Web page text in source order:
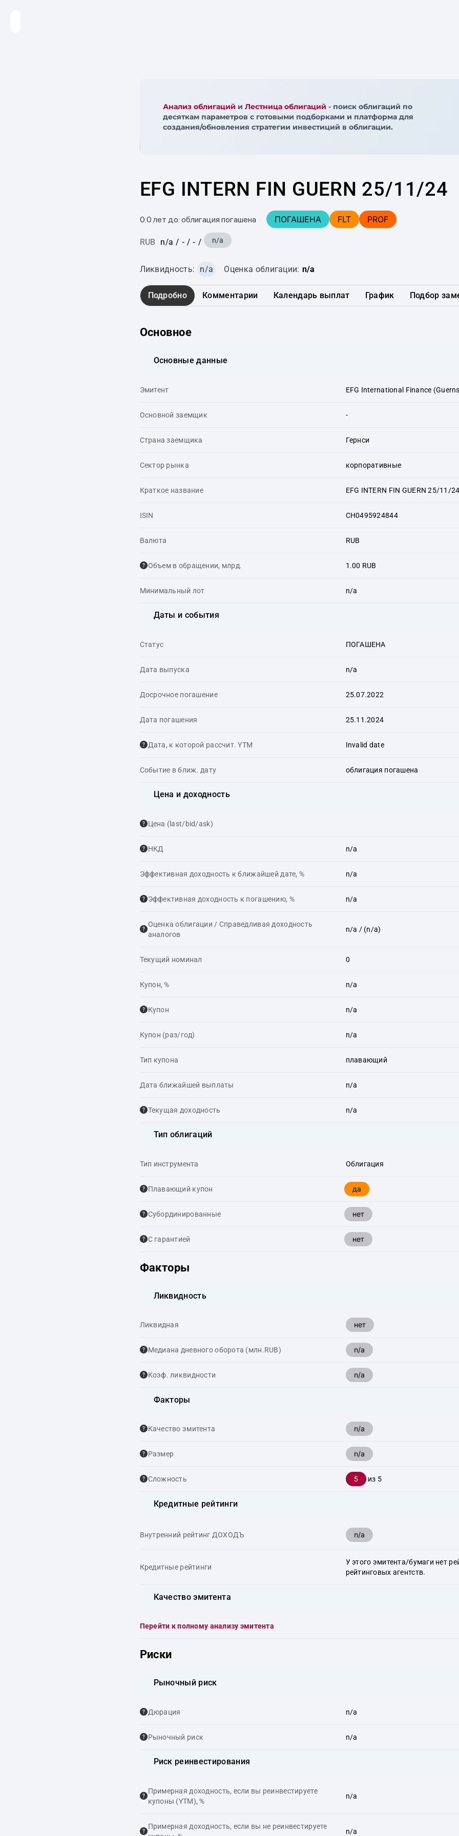
Анализ облигаций и Лестница облигаций - поиск облигаций по
десяткам параметров с готовыми подборками и платформа для
создания/обновления стратегии инвестиций в облигации.
EFG INTERN FIN GUERN 25/11/24
0.0 лет до: облигация погашена ПОГАШЕНА FLT PROF
RUB n/a / - / - / n/a
Ликвидность: n/a Оценка облигации: n/a
Подробно Комментарии Календарь выплат График Подбор
Основное
Основные данные
Эмитент EFG International Finance
Основной заемщик -
Страна заемщика Гернси
Сектор рынка корпоративные
Краткое название EFG INTERN FIN GUERN 25/11/
ISIN CH0495924844
Валюта RUB
Объем в обращении, млрд. 1.00 RUB
Минимальный лот n/a
Даты и события
Статус ПОГАШЕНА
Дата выпуска n/a
Досрочное погашение 25.07.2022
Дата погашения 25.11.2024
Дата, к которой рассчит. YTM Invalid date
Событие в ближ. дату облигация погашена
Цена и доходность
Цена (last/bid/ask)
НКД n/a
Эффективная доходность к ближайшей дате, % n/a
Эффективная доходность к погашению, % n/a
Оценка облигации / Справедливая доходность
аналогов
n/a / (n/a)
Текущий номинал 0
Купон, % n/a
Купон n/a
Купон (раз/год) n/a
Тип купона плавающий
Дата ближайшей выплаты n/a
Текущая доходность n/a
Тип облигаций
Тип инструмента Облигация
Плавающий купон да
Cубординированные нет
С гарантией нет
Факторы
Ликвидность
Ликвидная нет
Медиана дневного оборота (млн.RUB) n/a
Коэф. ликвидности n/a
Факторы
Качество эмитента n/a
Размер n/a
Сложность 5 из 5
Кредитные рейтинги
Внутренний рейтинг ДОХОДЪ n/a
Кредитные рейтинги
У этого эмитента/бумаги нет
рейтинговых агентств.
Качество эмитента
Перейти к полному анализу эмитента
Риски
Рыночный риск
Дюрация n/a
Рыночный риск n/a
Риск реинвестирования
Примерная доходность, если вы реинвестируете
купоны (YTM), %
n/a
Примерная доходность, если вы не реинвестируете
n/a